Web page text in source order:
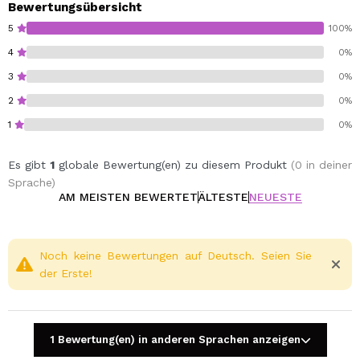
Duftfamilie: blumig
Kopfnoten: Moschus, Bergamotte, Orange, Patschuli,
süße Vanille, Vetiver, Sandelholz
Herznoten: Jasmin, Flieder, Rose, türkische Rose
Basisnoten: Bergamotte, Ringelblume, Gardenie, Moos,
Patchouli, Sandelholzbaum
Bewertungsübersicht
5 100%
4 0%
3 0%
2 0%
1 0%
Es gibt 1 globale Bewertung(en) zu diesem Produkt (0 in deiner
Sprache)
AM MEISTEN BEWERTETÄLTESTENEUESTE
Noch keine Bewertungen auf Deutsch. Seien Sie
der Erste!
1 Bewertung(en) in anderen Sprachen anzeigen